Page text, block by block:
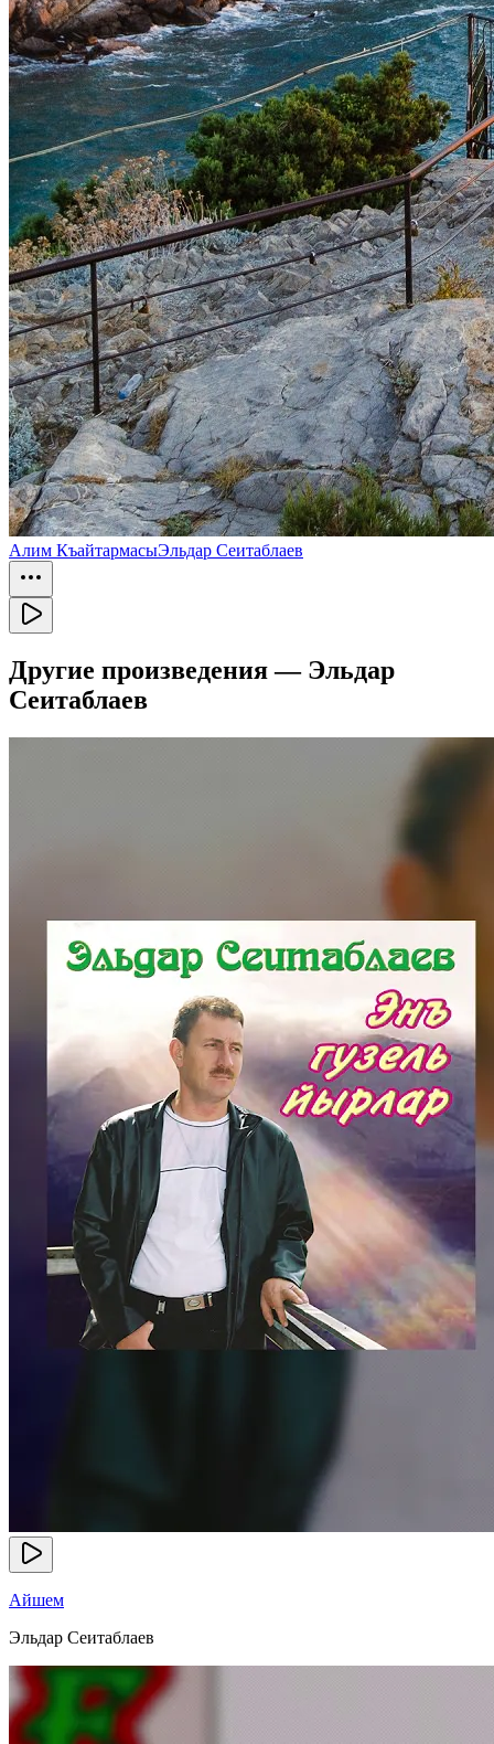
Алим КъайтармасыЭльдар Сеитаблаев
Другие произведения — Эльдар
Сеитаблаев
Айшем
Эльдар Сеитаблаев